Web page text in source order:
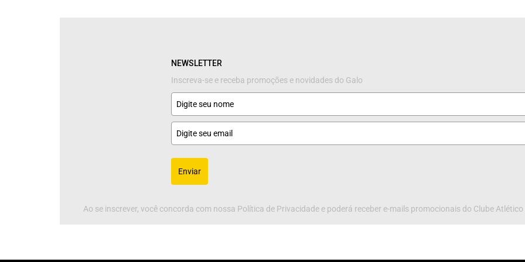
NEWSLETTER
Inscreva-se e receba promoções e novidades do Galo
Enviar
Ao se inscrever, você concorda com nossa Política de Privacidade e poderá receber e-mails promocionais do Clube Atlético